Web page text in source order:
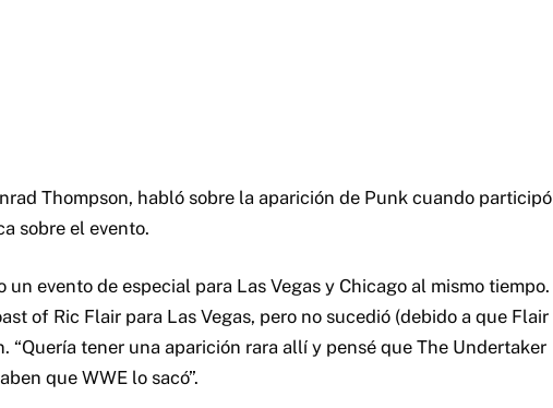
Thompson, habló sobre la aparición de Punk cuando participó
sobre el evento.
un evento de especial para Las Vegas y Chicago al mismo tiempo.
of Ric Flair para Las Vegas, pero no sucedió (debido a que Flair
“Quería tener una aparición rara allí y pensé que The Undertaker
que WWE lo sacó”.